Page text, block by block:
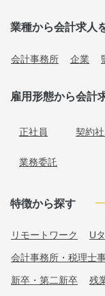
業種から会計求人
会計事務所 企業
雇用形態から会計
正社員 契約
業務委託
特徴から探す
リモートワーク U
会計事務所・税理士
新卒・第二新卒 残